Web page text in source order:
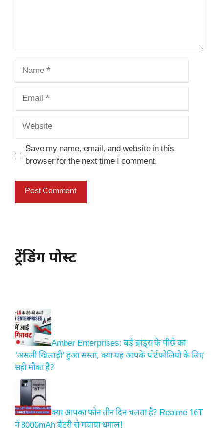
Name
Email
Website
Save my name, email, and website in this
browser for the next time I comment.
ट्रेंडिंग पोस्ट
Amber Enterprises: बड़े ब्रांड्स के पीछे का
‘असली खिलाड़ी’ हुआ सस्ता, क्या यह आपके पोर्टफोलियो के लिए
सही मौका है?
क्या आपका फोन तीन दिन चलता है? Realme 16T
ने 8000mAh बैटरी से मचाया धमाल!